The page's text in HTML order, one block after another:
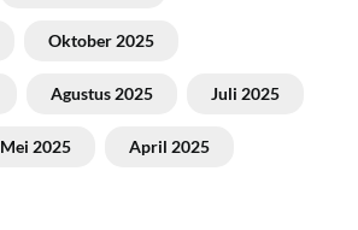
Oktober 2025
Agustus 2025 Juli 2025
Mei 2025 April 2025